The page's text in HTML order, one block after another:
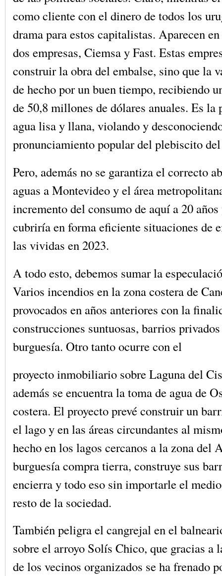
como cliente con el dinero de todos los
drama para estos capitalistas. Aparecen
dos empresas, Ciemsa y Fast. Estas
construir la obra del embalse, sino que la
de hecho por un buen tiempo, recibiendo
de 50,8 millones de dólares anuales. Es
agua lisa y llana, violando y
pronunciamiento popular del plebiscito
Pero, además no se garantiza el correcto
aguas a Montevideo y el área
incremento del consumo de aquí a 20
cubriría en forma eficiente situaciones de
las vividas en 2023.
A todo esto, debemos sumar la
Varios incendios en la zona costera de
provocados en años anteriores con la
construcciones suntuosas, barrios
burguesía. Otro tanto ocurre con el
proyecto inmobiliario sobre Laguna del
además se encuentra la toma de agua de
costera. El proyecto prevé construir un
el lago y en las áreas circundantes al
hecho en los lagos cercanos a la zona del
burguesía compra tierra, construye sus
encierra y todo eso sin importarle el
resto de la sociedad.
También peligra el cangrejal en el
sobre el arroyo Solís Chico, que gracias a
de los vecinos organizados se ha frenado